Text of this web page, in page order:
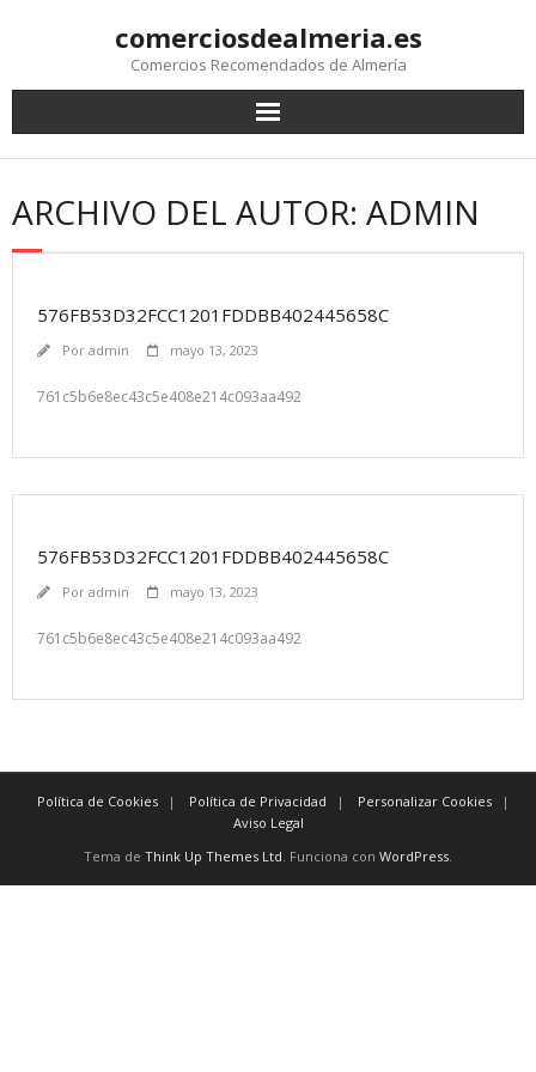
comerciosdealmeria.es
Comercios Recomendados de Almería
ARCHIVO DEL AUTOR: ADMIN
576FB53D32FCC1201FDDBB402445658C
Por admin mayo 13, 2023
761c5b6e8ec43c5e408e214c093aa492
576FB53D32FCC1201FDDBB402445658C
Por admin mayo 13, 2023
761c5b6e8ec43c5e408e214c093aa492
Política de Cookies Política de Privacidad
Personalizar Cookies
Aviso Legal
Tema de Think Up Themes Ltd. Funciona con WordPress.